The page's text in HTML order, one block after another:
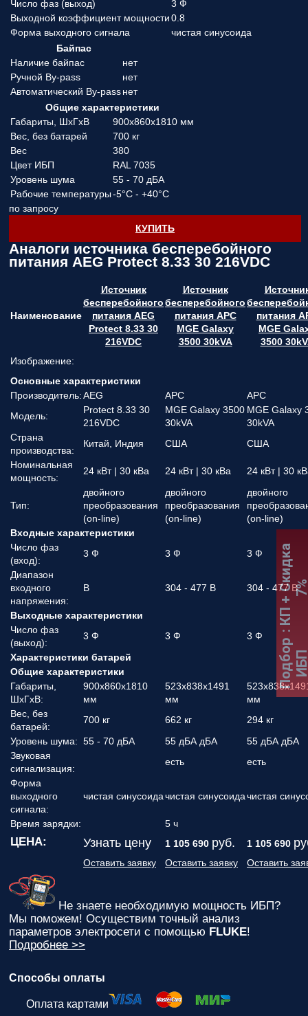
Число фаз (выход)
3 Ф
Выходной коэффициент мощности0.8
Форма выходного сигнала
чистая синусоида
Байпас
Наличие байпас
нет
Ручной By-pass
нет
Автоматический By-passнет
Общие характеристики
Габариты, ШхГхВ
900х860х1810 мм
Вес, без батарей
700 кг
Вес
380
Цвет ИБП
RAL 7035
Уровень шума
55 - 70 дБА
Рабочие температуры-5°C - +40°C
по запросу
КУПИТЬ
Аналоги источника бесперебойного
питания AEG Protect 8.33 30 216VDC
Наименование
Источник
бесперебойного
питания AEG
Protect 8.33 30
216VDC
Источник
бесперебойного
питания APC
MGE Galaxy
3500 30kVA
питания
MGE
3500
Изображение:
Основные характеристики
Производитель:AEG APC
APC
Модель:
Protect 8.33 30
216VDC
MGE Galaxy 3500
30kVA
MGE Galaxy
30kVA
Страна
производства:
Китай, Индия США
США
Номинальная
мощность:
24 кВт | 30 кВа 24 кВт | 30 кВа 24 кВт | 30
Тип:
двойного
преобразования
(on-line)
двойного
преобразования
(on-line)
двойного
(on-line)
Входные характеристики
Число фаз
(вход):
3 Ф 3 Ф
3 Ф
Диапазон
входного
напряжения:
В 304 - 477 В 304 - 477 В
Выходные характеристики
Число фаз
(выход):
3 Ф 3 Ф
3 Ф
Характеристики батарей
Общие характеристики
Габариты,
ШхГхВ:
900х860х1810
мм
523x838x1491
мм
мм
Вес, без
батарей:
700 кг 662 кг
294 кг
Уровень шума: 55 - 70 дБА 55 дБА дБА
55 дБА дБА
Звуковая
сигнализация:
есть
есть
Форма
выходного
сигнала:
чистая синусоидачистая синусоидачистая
Время зарядки: 5 ч
ЦЕНА: Узнать цену 1 105 690 руб. 1 105 690
Оставить заявку Оставить заявку Оставить
Не знаете необходимую мощность ИБП?
Мы поможем! Осуществим точный анализ
параметров электросети с помощью FLUKE!
Подробнее >>
Способы оплаты
Оплата картами
Подбор
:
К
П
+
С
к
и
д
к
а
7